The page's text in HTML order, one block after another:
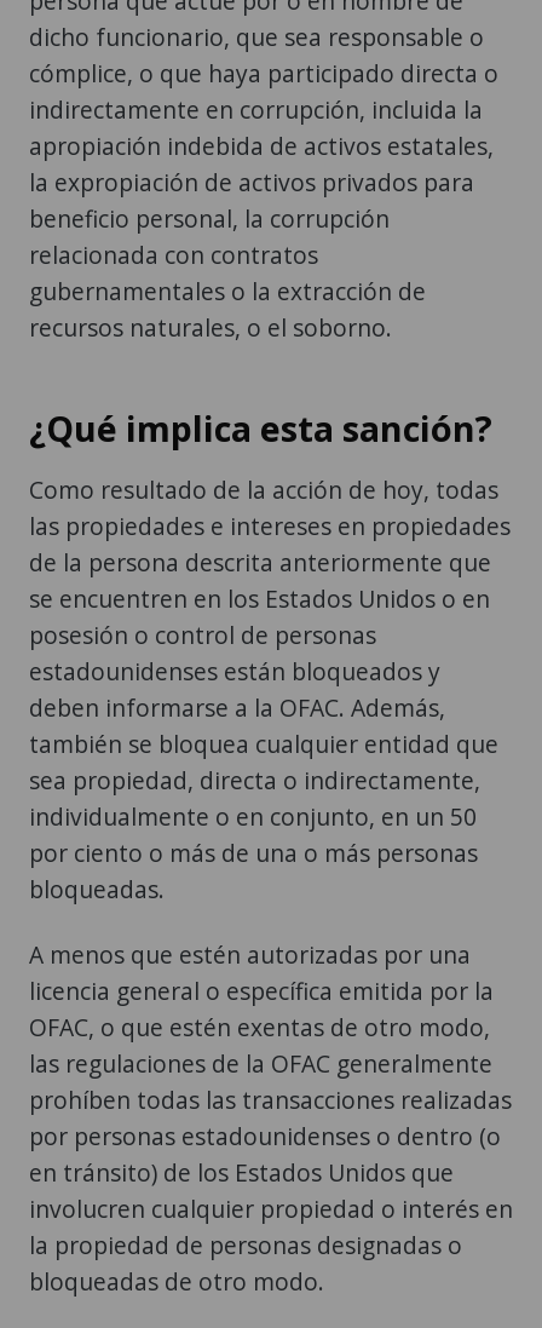
dicho funcionario, que sea responsable o
cómplice, o que haya participado directa o
indirectamente en corrupción, incluida la
apropiación indebida de activos estatales,
la expropiación de activos privados para
beneficio personal, la corrupción
relacionada con contratos
gubernamentales o la extracción de
recursos naturales, o el soborno.
¿Qué implica esta sanción?
Como resultado de la acción de hoy, todas
las propiedades e intereses en propiedades
de la persona descrita anteriormente que
se encuentren en los Estados Unidos o en
posesión o control de personas
estadounidenses están bloqueados y
deben informarse a la OFAC. Además,
también se bloquea cualquier entidad que
sea propiedad, directa o indirectamente,
individualmente o en conjunto, en un 50
por ciento o más de una o más personas
bloqueadas.
A menos que estén autorizadas por una
licencia general o específica emitida por la
OFAC, o que estén exentas de otro modo,
las regulaciones de la OFAC generalmente
prohíben todas las transacciones realizadas
por personas estadounidenses o dentro (o
en tránsito) de los Estados Unidos que
involucren cualquier propiedad o interés en
la propiedad de personas designadas o
bloqueadas de otro modo.